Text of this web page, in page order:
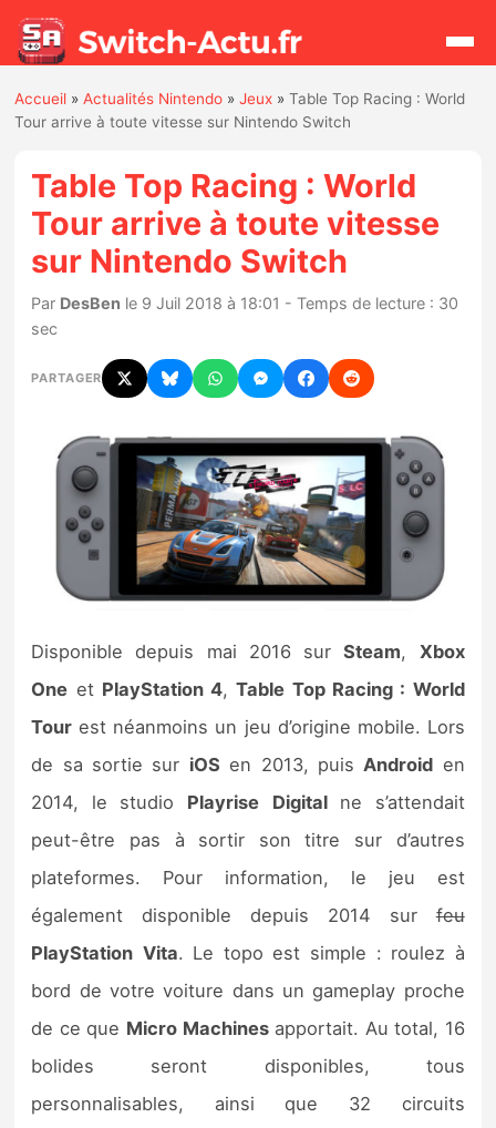
Rechercher
Actualités
Jeux
Hardware
Mises à jour
Chiffres de ventes
Rumeurs
Nintendo Direct
Tests et previews
Tests de jeux
Tests d’accessoires
Autres tests
Previews
Précommandes
Précommandes jeux Switch 2
Sorties de jeux
Bons plans
Accueil »Actualités Nintendo »Jeux »Table Top Racing : World
Tour arrive à toute vitesse sur Nintendo Switch
Table Top Racing : World
Tour arrive à toute vitesse
sur Nintendo Switch
Par DesBen le 9 Juil 2018 à 18:01 - Temps de lecture : 30
sec
PARTAGER
Disponible depuis mai 2016 surSteam, Xbox
One et PlayStation 4,Table Top Racing : World
Tour est néanmoins un jeu d’origine mobile. Lors
de sa sortie sur iOS en 2013, puis Android en
2014, le studio Playrise Digitalne s’attendait
peut-être pas à sortir son titre sur d’autres
plateformes. Pour information, le jeu est
également disponible depuis 2014 surfeu
PlayStation Vita. Le topo est simple : roulez à
bord de votre voiture dans un gameplay proche
de ce que Micro Machinesapportait. Au total, 16
bolides seront disponibles, tous
personnalisables, ainsi que 32 circuits